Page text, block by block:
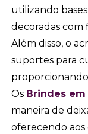
utilizando
decoradas com
Além disso, o
suportes para
Os Brindes
maneira de
oferecendo